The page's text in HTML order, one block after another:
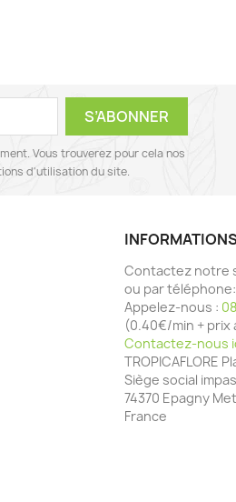
Vous trouverez pour cela nos
d'utilisation du site.
Contactez notre
ou par téléphone:
Appelez-nous :
(0.40€/min + prix
Contactez-nous
TROPICAFLORE
Siège social
74370 Epagny
France